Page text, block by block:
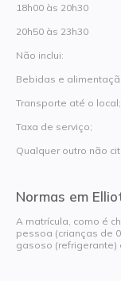
18h00 às 20h30
20h50 às 23h30
Não inclui:
Bebidas e
Transporte até o local;
Taxa de serviço;
Qualquer outro não
Normas em
A matrícula, como é
pessoa (crianças de
gasoso (refrigerante)